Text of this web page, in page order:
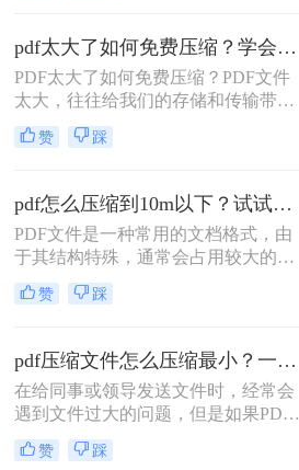
包含了文本、图像和元数据等多种信
息，因此，在压缩PDF文件时，我们
需要考虑如何把pdf压缩到指定大小。
下面将介绍几种简单而有效的PDF压
缩方法。
pdf太大了如何免费压缩？学会这三个方法就够了！
PDF太大了如何免费压缩？PDF文件
太大，往往给我们的存储和传输带来
诸多不便。为了解决这个问题，我们
可以使用一些免费的方法来压缩PDF
用的方法。
赞 踩
pdf怎么压缩到10m以下？试试这三种方法！
​PDF文件是一种常用的文档格式，由
于其结构特殊，通常会占用较大的存
储空间。在某些情况下，我们可能需
要将PDF文件压缩到较小的尺寸，以
怎么压缩到10m以下方法。
赞 踩
pdf压缩文件怎么压缩最小？一分钟教你学会！
在给同事或领导发送文件时，经常会
遇到文件过大的问题，但是如果PDF
文件太大，上传会受到影响，那么如
何缩小PDF文件的面积而不影响文件
赞 踩